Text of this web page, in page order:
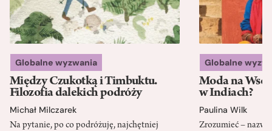
Globalne wyzwania
Między Czukotką i Timbuktu.
Filozofia dalekich podróży
Michał Milczarek
Na pytanie, po co podróżuję, najchętniej
Globalne
Moda na
w Indiach?
Paulina Wilk
Zrozumieć –